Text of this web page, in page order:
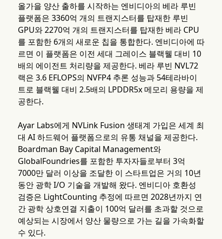
올가을 양산 출하를 시작하는 엔비디아의 베라 루빈
플랫폼은 3360억 개의 트랜지스터를 탑재한 루빈
GPU와 2270억 개의 트랜지스터를 탑재한 베라 CPU
를 포함한 6개의 새로운 칩을 통합한다. 엔비디아에 따
르면 이 플랫폼은 이전 세대 그레이스 블랙웰 대비 10
배의 에이전트 처리량을 제공한다. 베라 루빈 NVL72
랙은 3.6 EFLOPS의 NVFP4 추론 성능과 54테라바이
트로 블랙웰 대비 2.5배의 LPDDR5x 메모리 용량을 제
공한다.
Ayar Labs에게 NVLink Fusion 생태계 가입은 세계 최
대 AI 하드웨어 플랫폼으로의 유통 채널을 제공한다.
Boardman Bay Capital Management와
GlobalFoundries를 포함한 투자자들로부터 3억
7000만 달러 이상을 조달한 이 스타트업은 거의 10년
동안 광학 I/O 기술을 개발해 왔다. 엔비디아 호환성
검증은 LightCounting 추정에 따르면 2028년까지 연
간 광학 상호연결 지출이 100억 달러를 초과할 것으로
예상되는 시장에서 양산 물량으로 가는 길을 가속화할
수 있다.